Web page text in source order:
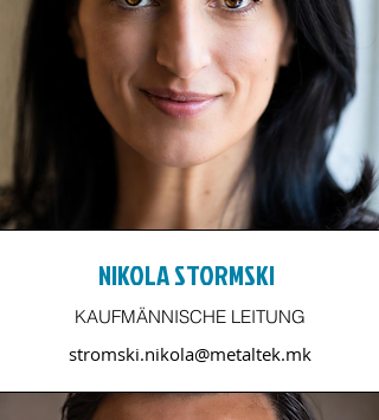
NIKOLA STORMSKI
KAUFMÄNNISCHE LEITUNG
stromski.nikola@metaltek.mk